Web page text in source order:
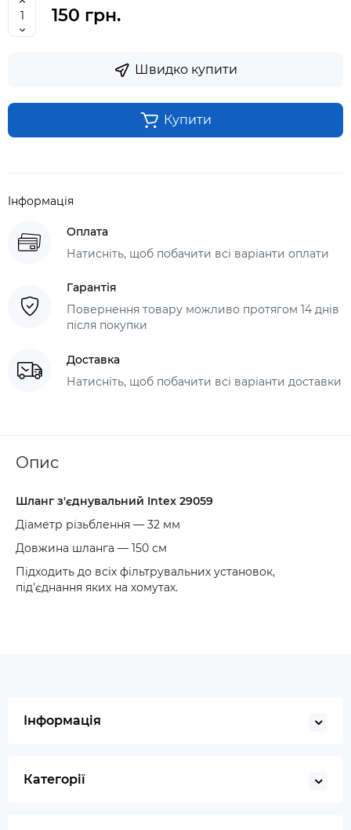
150 грн.
Швидко купити
Купити
Інформація
Оплата
Натисніть, щоб побачити всі варіанти оплати
Гарантія
Повернення товару можливо протягом 14 днів
після покупки
Доставка
Натисніть, щоб побачити всі варіанти доставки
Опис
Шланг з'єднувальний Intex 29059
Діаметр різьблення — 32 мм
Довжина шланга — 150 см
Підходить до всіх фільтрувальних установок,
під'єднання яких на хомутах.
Інформація
Категорії